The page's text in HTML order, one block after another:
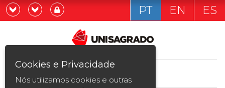
Graduação
Pós-graduação e MBA
Já sou estudande
Quero ser estudante
PT EN ES
Cookies e Privacidade
Nós utilizamos cookies e outras